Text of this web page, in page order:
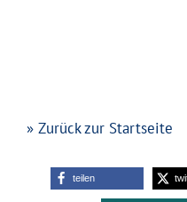
» Zurück zur Startseite
teilen